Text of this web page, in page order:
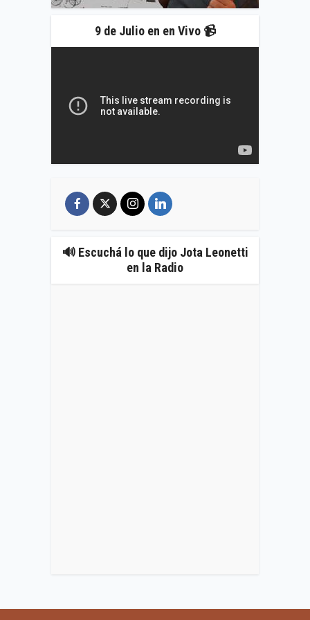
9 de Julio en en Vivo 📹
🔊 Escuchá lo que dijo Jota Leonetti
en la Radio